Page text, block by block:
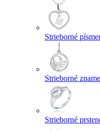
Strieborné
Strieborné
Strieborné